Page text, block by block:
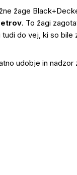
žage
. To žagi
do vej, ki so
udobje in nadzor